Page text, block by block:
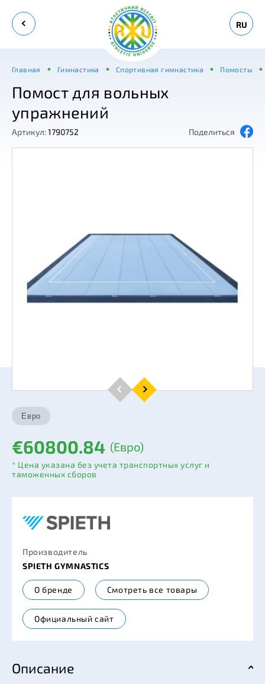
RU
Главная Гимнастика Спортивная гимнастика Помосты
Артикул:1790752 Поделиться
Помост для вольных
упражнений
€60800.84 (Евро)
* Цена указана без учета транспортных услуг и
таможенных сборов
Производитель
SPIETH GYMNASTICS
О бренде Смотреть все товары
Официальный сайт
Описание